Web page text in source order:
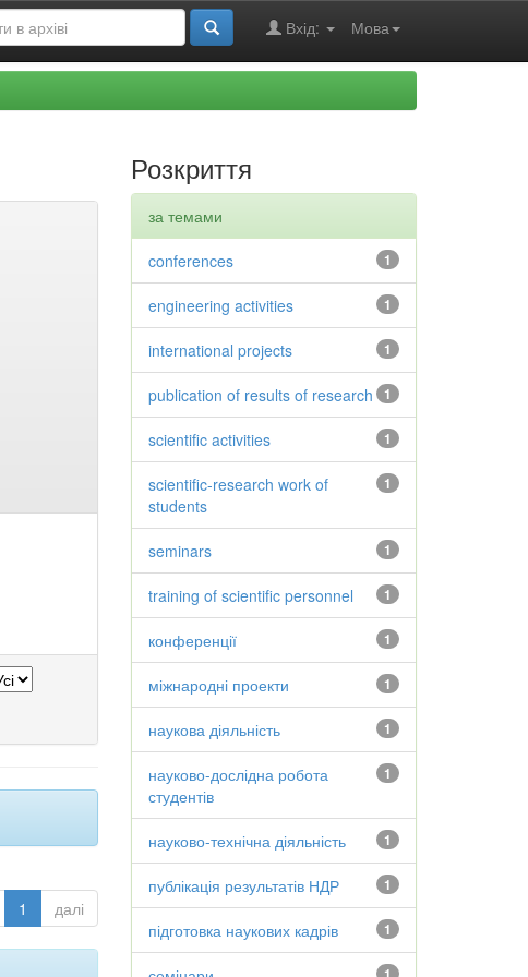
Мова
Вхід:
1 далі
Розкриття
за темами
1
conferences
1
engineering activities
1
international projects
1
publication of results of research
1
scientific activities
1
scientific-research work of
students
1
seminars
1
training of scientific personnel
1
конференції
1
міжнародні проекти
1
наукова діяльність
1
науково-дослідна робота
студентів
1
науково-технічна діяльність
1
публікація результатів НДР
1
підготовка наукових кадрів